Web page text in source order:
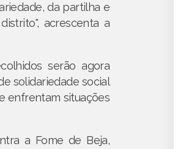
da partilha e
acrescenta a
serão agora
solidariedade social
enfrentam situações
a Fome de Beja,